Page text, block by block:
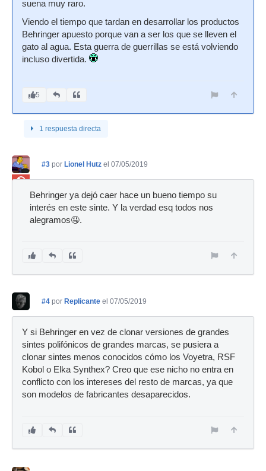
suena muy raro.
Viendo el tiempo que tardan en desarrollar los productos
Behringer apuesto porque van a ser los que se lleven el
gato al agua. Esta guerra de guerrillas se está volviendo
incluso divertida.
5
1 respuesta directa
#3 por Lionel Hutz el 07/05/2019
Behringer ya dejó caer hace un bueno tiempo su
interés en este sinte. Y la verdad esq todos nos
alegramos🤤.
#4 por Replicante el 07/05/2019
Y si Behringer en vez de clonar versiones de grandes
sintes polifónicos de grandes marcas, se pusiera a
clonar sintes menos conocidos cómo los Voyetra, RSF
Kobol o Elka Synthex? Creo que ese nicho no entra en
conflicto con los intereses del resto de marcas, ya que
son modelos de fabricantes desaparecidos.